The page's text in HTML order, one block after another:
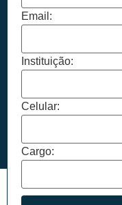
Email:
Instituição:
Celular:
Cargo: